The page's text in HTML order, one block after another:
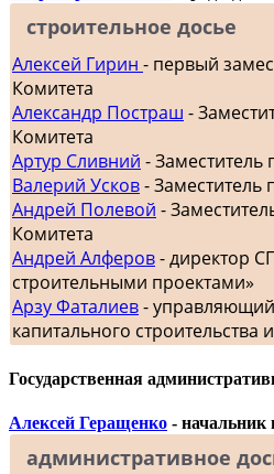
строительное досье
Алексей Гирин - первый
Комитета
Александр Постраш -
Комитета
Артур Сливний - Заместитель
Валерий Усков- Заместитель
Андрей Полевой -
Комитета
Андрей Алферов- директор
строительными проектами»
Арзу Фаталиев-
капитального строительства
Государственная
Алексей Геращенко - начальник
административное